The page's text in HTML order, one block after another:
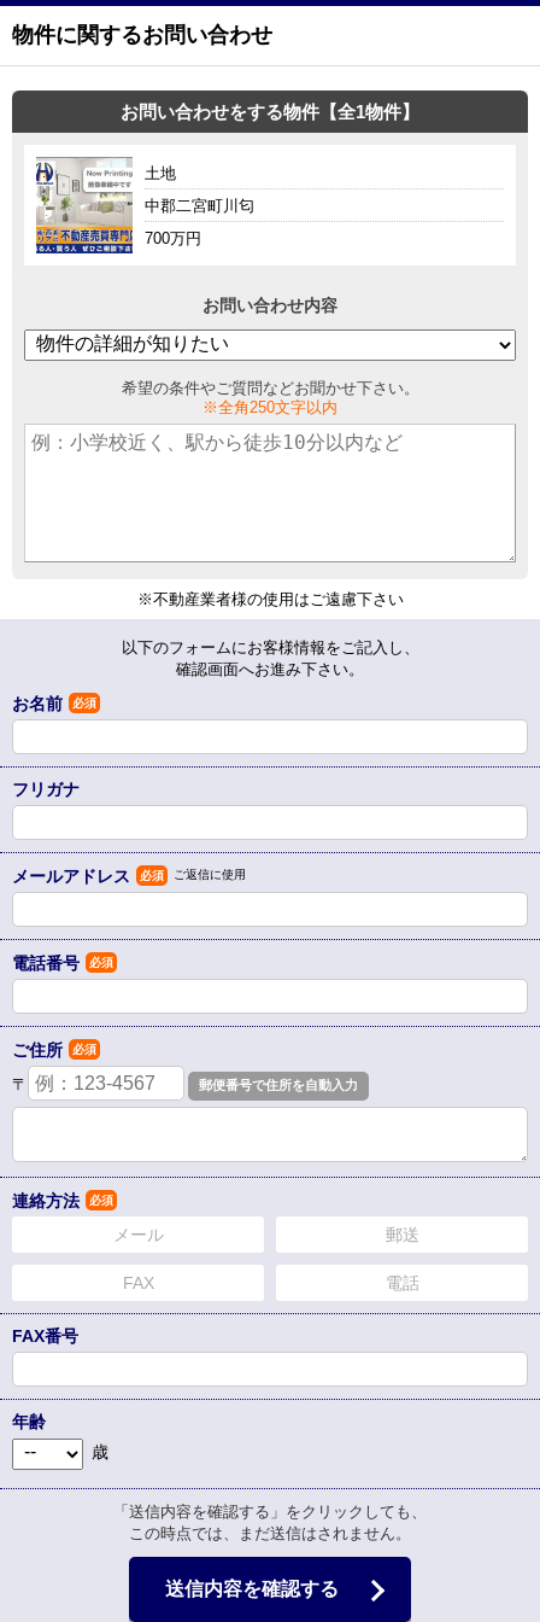
物件に関するお問い合わせ
お問い合わせをする物件【全1物件】
土地
中郡二宮町川匂
700万円
お問い合わせ内容
希望の条件やご質問などお聞かせ下さい。
※全角250文字以内
※不動産業者様の使用はご遠慮下さい
以下のフォームにお客様情報をご記入し、
確認画面へお進み下さい。
お名前 必須
フリガナ
メールアドレス 必須 ご返信に使用
電話番号 必須
ご住所 必須
〒
連絡方法 必須
メール 郵送
FAX 電話
FAX番号
年齢
歳
「送信内容を確認する」をクリックしても、
この時点では、まだ送信はされません。
送信内容を確認する